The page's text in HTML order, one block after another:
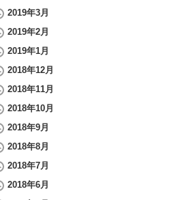
2019年3月
2019年2月
2019年1月
2018年12月
2018年11月
2018年10月
2018年9月
2018年8月
2018年7月
2018年6月